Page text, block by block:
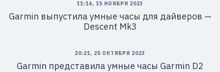
11:16, 15 НОЯБРЯ 2023
Garmin выпустила умные часы для дайверов —
Descent Mk3
20:21, 25 ОКТЯБРЯ 2023
Garmin представила умные часы Garmin D2